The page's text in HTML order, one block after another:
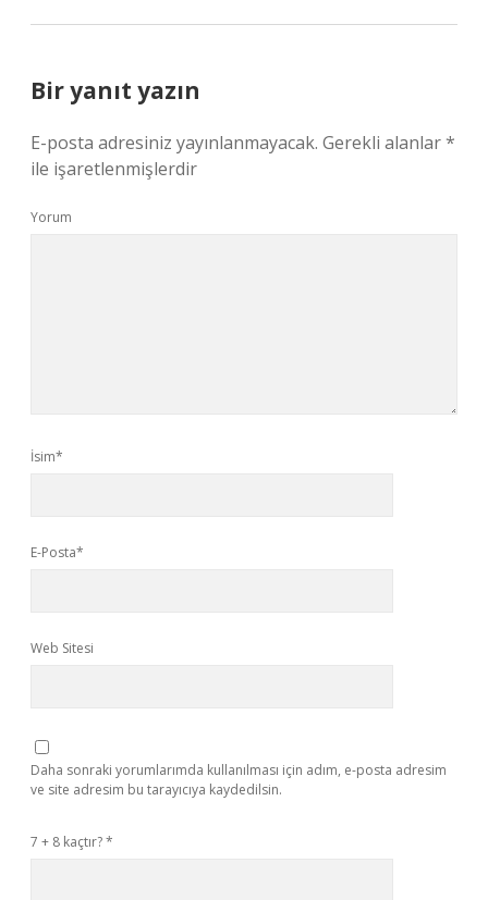
Bir yanıt yazın
E-posta adresiniz yayınlanmayacak. Gerekli alanlar*
ile işaretlenmişlerdir
Yorum
İsim*
E-Posta*
Web Sitesi
Daha sonraki yorumlarımda kullanılması için adım, e-posta adresim
ve site adresim bu tarayıcıya kaydedilsin.
7 + 8 kaçtır?*